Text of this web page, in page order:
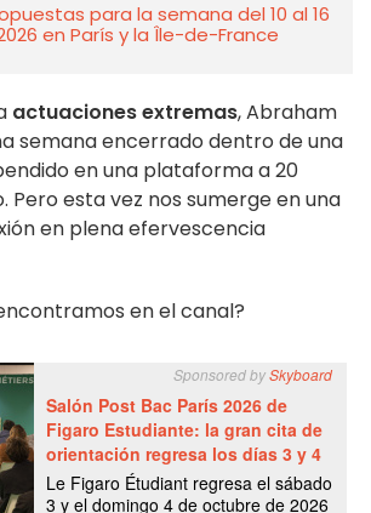
para la semana del 10 al 16
en París y la Île-de-France
actuaciones extremas, Abraham
semana encerrado dentro de una
en una plataforma a 20
Pero esta vez nos sumerge en una
en plena efervescencia
en el canal?